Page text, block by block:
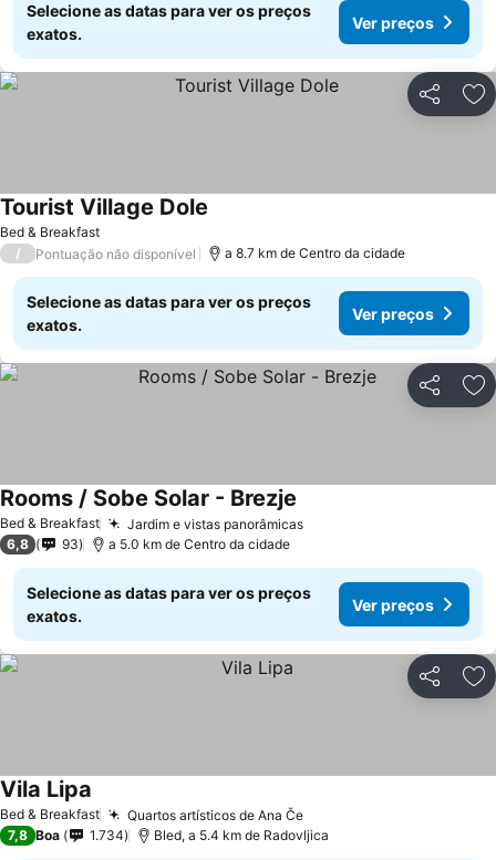
Selecione as datas para ver os preços
exatos.
Ver preços
Partilhar
Bed & Breakfast
Tourist Village Dole
/ Pontuação não disponível a 8.7 km de Centro da cidade
Selecione as datas para ver os preços
exatos.
Ver preços
Partilhar
Bed & Breakfast Jardim e vistas panorâmicas
Rooms / Sobe Solar - Brezje
6,8 93 a 5.0 km de Centro da cidade
Selecione as datas para ver os preços
exatos.
Ver preços
Partilhar
Bed & Breakfast Quartos artísticos de Ana Če
Vila Lipa
7,8 Boa 1.734 Bled, a 5.4 km de Radovljica